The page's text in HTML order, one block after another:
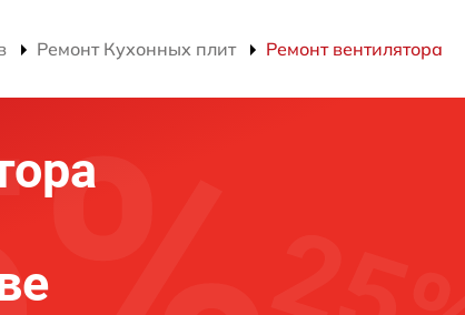
Ремонт Кухонных плит Ремонт вентилятора